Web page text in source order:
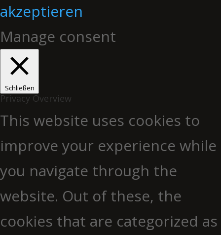
akzeptieren
Manage consent
Schließen
Privacy Overview
This website uses cookies to
improve your experience while
you navigate through the
website. Out of these, the
cookies that are categorized as